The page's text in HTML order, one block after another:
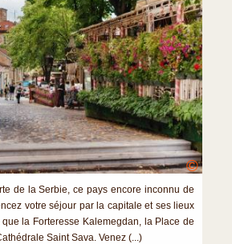
©
de la Serbie, ce pays encore inconnu de
votre séjour par la capitale et ses lieux
la Forteresse Kalemegdan, la Place de
Saint Sava. Venez (...)